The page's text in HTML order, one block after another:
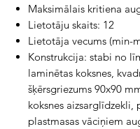
Maksimālais kritiena
Lietotāju skaits: 12
Lietotāja vecums (min-
Konstrukcija: stabi no
laminētas koksnes,
šķērsgriezums 90x90
koksnes aizsarglīdzekli,
plastmasas vāciņiem